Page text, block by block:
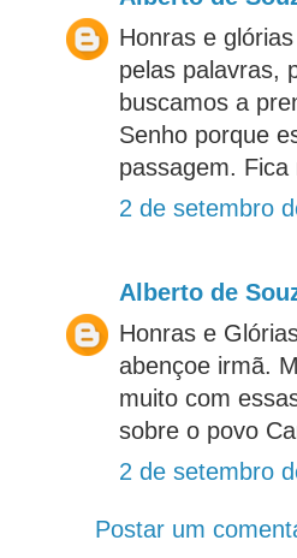
Honras e
pelas palavras,
buscamos a
Senho porque
passagem.
2 de setembro
Alberto de
Honras e
abençoe irmã.
muito com
sobre o povo
2 de setembro
Postar um